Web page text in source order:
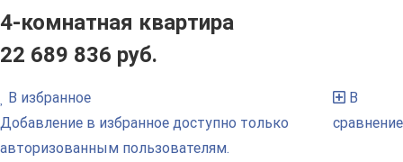
4-комнатная квартира
22 689 836 руб.
В избранное
Добавление в избранное доступно только
авторизованным пользователям.
В
сравнение